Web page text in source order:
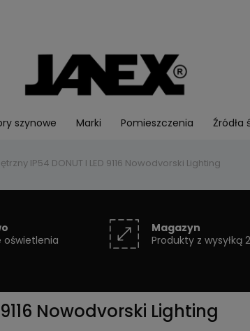
szynowe Marki Pomieszczenia Źródła
IP54 DONUT I LED 9116 Nowodvorski Lighting
oświetlenia
Magazyn
Produkty z wysyłką
Nowodvorski Lighting